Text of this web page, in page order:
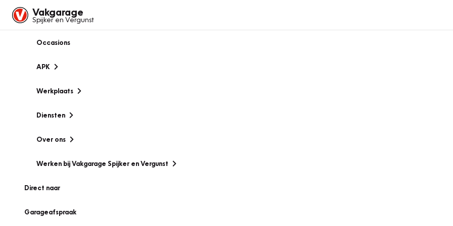
Vakgarage
Spijker en Vergunst
Occasions
APK
Werkplaats
Diensten
Over ons
Werken bij Vakgarage Spijker en Vergunst
Direct naar
Garageafspraak